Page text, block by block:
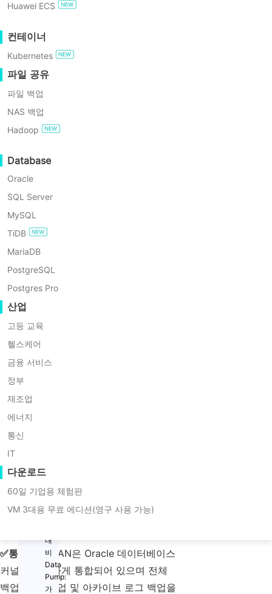
Huawei ECS
컨테이너
Kubernetes
파일 공유
파일 백업
NAS 백업
Hadoop
Database
Oracle
SQL Server
MySQL
TiDB
MariaDB
PostgreSQL
Postgres Pro
산업
고등 교육
헬스케어
금융 서비스
정부
제조업
에너지
통신
IT
다운로드
60일 기업용 체험판
VM 3대용 무료 에디션(영구 사용 가능)
프:
터
마
그
및
에
한
이
베
복
원
솔
루
션
대
비
Data
Pump:
가
오늘날 데이터 중심의 비즈니스 환경에
서 데이터베이스의 보안성과 신뢰성은
매우 중요합니다. 산업을 선도하는 관계
형 데이터베이스 관리 시스템으로서,
Oracle 데이터베이스
과 구현은 데이터 보호 및 재해 복구 능력
이터베이스를 위한 3가지 주요 백업 도구
인 RMAN(Recovery Manager), Data
Pump, 서드파티 도구에 대해 심층적으로
알아보겠습니다. 이 도구들의 기능, 적용
시나리오 및 최선의 방법에 대한 비교 분
석을 통해 데이터베이스 관리자(DBA)에
게 종합적인 백업 솔루션을 제공하는 것
이 본문의 목적입니다.
RMAN: Oracle의 공식 백
업 도구
RMAN(Recovery Manager)은 Oracle
데이터베이스를 위한 내장 백업 및 복구
도구로,
강력한 데이터 보호 기능을 제공합니다.
데이터베이스와의 심층 통합을 통해
RMAN은 백업, 복원 및 복구 작업을 효율
적으로 수행할 수 있습니다.
✅통합성:
RMAN은 Oracle 데이터베이스
커널과 긴밀하게 통합되어 있으며 전체
백업, 증분 백업 및 아카이브 로그 백업을